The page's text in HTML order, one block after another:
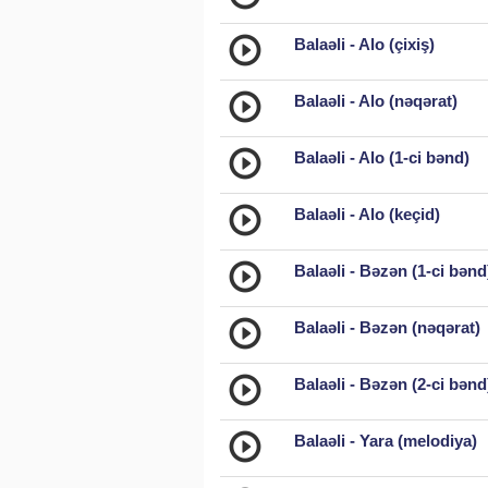
Balaəli - Alo (çixiş)
Balaəli - Alo (nəqərat)
Balaəli - Alo (1-ci bənd)
Balaəli - Alo (keçid)
Balaəli - Bəzən (1-ci
Balaəli - Bəzən (nəqərat)
Balaəli - Bəzən (2-ci
Balaəli - Yara (melodiya)